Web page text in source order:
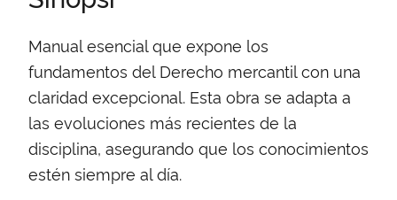
Manual esencial que expone los
fundamentos del Derecho mercantil con una
claridad excepcional. Esta obra se adapta a
las evoluciones más recientes de la
disciplina, asegurando que los conocimientos
estén siempre al día.